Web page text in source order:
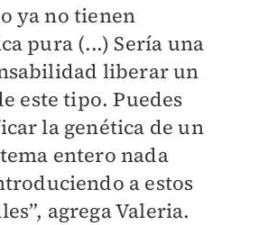
ya no tienen
pura (...) Sería una
liberar un
este tipo. Puedes
la genética de un
entero nada
a estos
agrega Valeria.